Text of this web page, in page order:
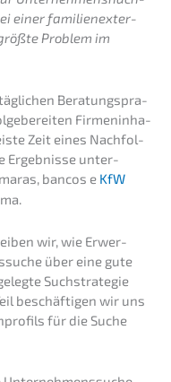
einer famili­en­ex­ter­
Problem im
Beratungs­pra­
Firmen­in­ha­
Zeit eines Nachfol­
Ergeb­nis­se unter­
bancos e KfW
wir, wie Erwer­
über eine gute
Suchstra­te­gie
beschäf­ti­gen wir uns
für die Suche